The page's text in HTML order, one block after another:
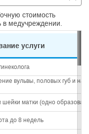
стоимость
в медучреждении.
услуги
вульвы, половых губ и
матки (одно
до 8 недель